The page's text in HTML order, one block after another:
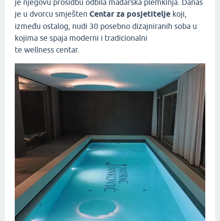
je njegovu prosidbu odbila mađarska plemkinja. Danas
je u dvorcu smješten Centar za posjetitelje koji,
između ostalog, nudi 30 posebno dizajniranih soba u
kojima se spaja moderni i tradicionalni
te wellness centar.